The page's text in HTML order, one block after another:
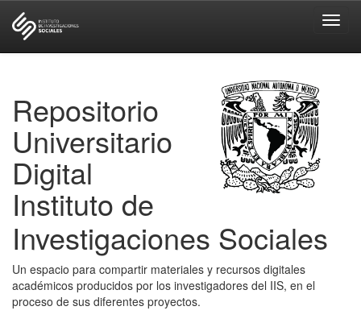
Repositorio
Universitario
Digital
Instituto de
Investigaciones Sociales
Un espacio para compartir materiales y recursos digitales
académicos producidos por los investigadores del IIS, en el
proceso de sus diferentes proyectos.